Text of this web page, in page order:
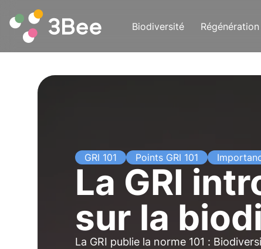
Biodiversité Régénération
GRI 101 Points GRI 101
La GRI
sur la
La GRI publie la norme 101 :